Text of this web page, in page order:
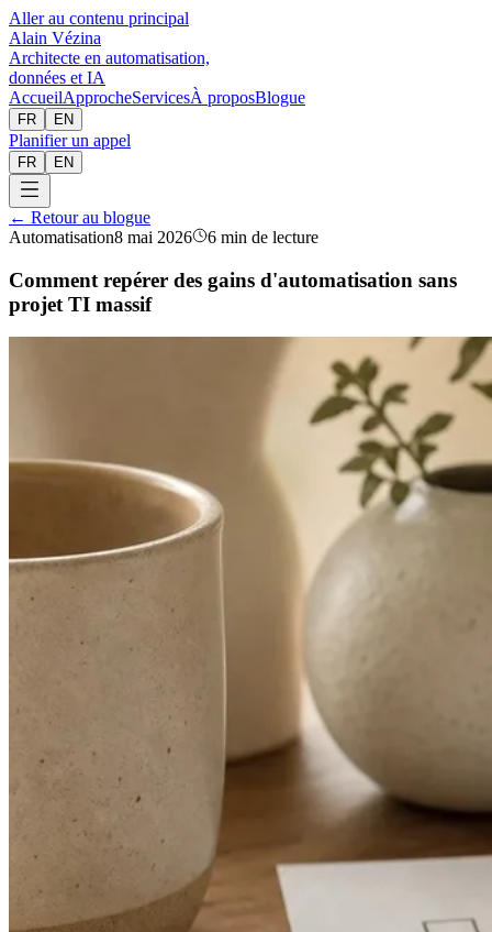
Aller au contenu principal
Alain Vézina
Architecte en automatisation,
données et IA
AccueilApprocheServicesÀ proposBlogue
FR EN
Planifier un appel
FR EN
← Retour au blogue
Automatisation8 mai 2026 6 min de lecture
Comment repérer des gains d'automatisation sans
projet TI massif